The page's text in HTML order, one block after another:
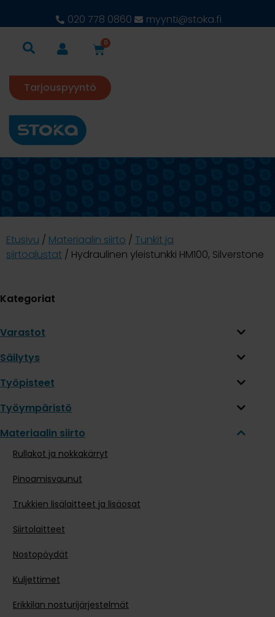
020 778 0860 myynti@stoka.fi
0
Tarjouspyyntö
Etusivu / Materiaalin siirto / Tunkit ja
siirtoalustat / Hydraulinen yleistunkki HM100, Silverstone
Kategoriat
Varastot
Säilytys
Työpisteet
Työympäristö
Materiaalin siirto
Rullakot ja nokkakärryt
Pinoamisvaunut
Trukkien lisälaitteet ja lisäosat
Siirtolaitteet
Nostopöydät
Kuljettimet
Erikkilan nosturijärjestelmät